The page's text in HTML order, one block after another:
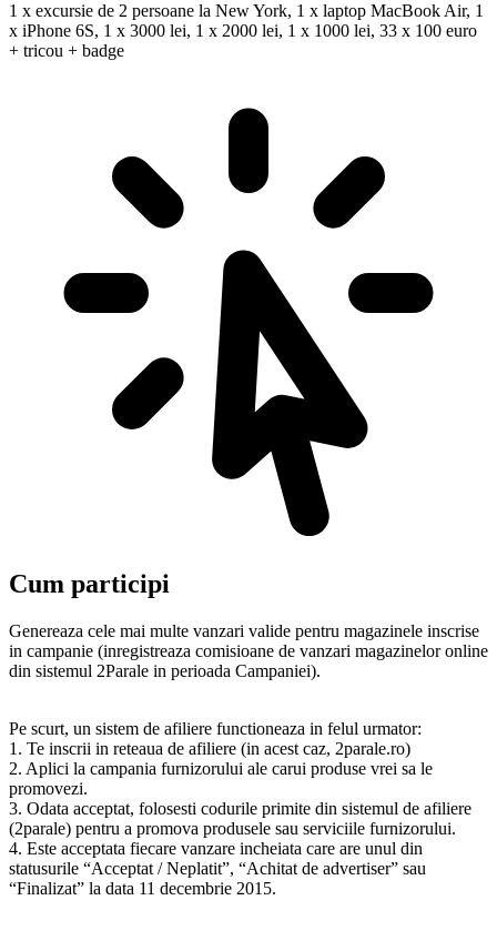
1 x excursie de 2 persoane la New York, 1 x laptop MacBook Air, 1
x iPhone 6S, 1 x 3000 lei, 1 x 2000 lei, 1 x 1000 lei, 33 x 100 euro
+ tricou + badge
Cum participi
Genereaza cele mai multe vanzari valide pentru magazinele inscrise
in campanie (inregistreaza comisioane de vanzari magazinelor online
din sistemul 2Parale in perioada Campaniei).
Pe scurt, un sistem de afiliere functioneaza in felul urmator:
1. Te inscrii in reteaua de afiliere (in acest caz, 2parale.ro)
2. Aplici la campania furnizorului ale carui produse vrei sa le
promovezi.
3. Odata acceptat, folosesti codurile primite din sistemul de afiliere
(2parale) pentru a promova produsele sau serviciile furnizorului.
4. Este acceptata fiecare vanzare incheiata care are unul din
statusurile “Acceptat / Neplatit”, “Achitat de advertiser” sau
“Finalizat” la data 11 decembrie 2015.